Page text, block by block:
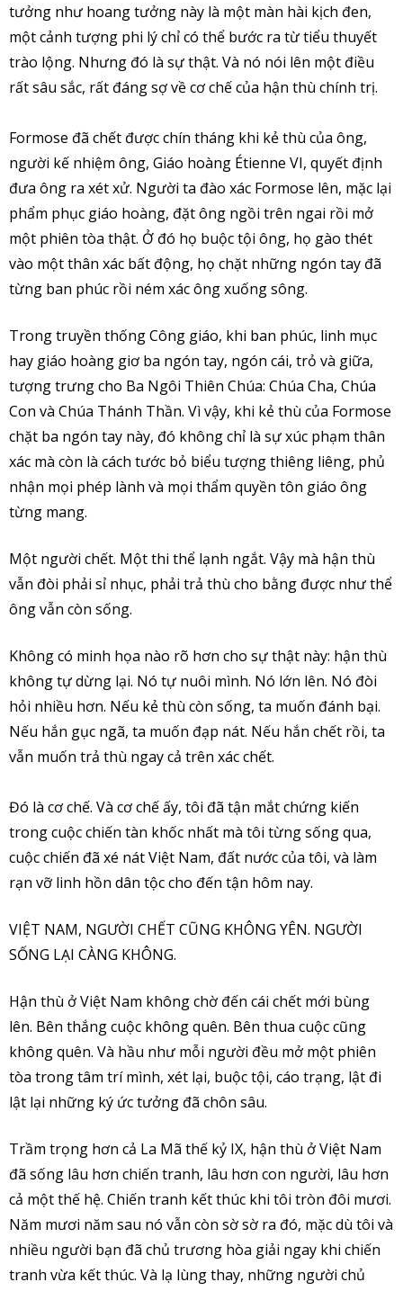
tưởng như hoang tưởng này là một màn hài kịch đen,
một cảnh tượng phi lý chỉ có thể bước ra từ tiểu thuyết
trào lộng. Nhưng đó là sự thật. Và nó nói lên một điều
rất sâu sắc, rất đáng sợ về cơ chế của hận thù chính trị.
Formose đã chết được chín tháng khi kẻ thù của ông,
người kế nhiệm ông, Giáo hoàng Étienne VI, quyết định
đưa ông ra xét xử. Người ta đào xác Formose lên, mặc lại
phẩm phục giáo hoàng, đặt ông ngồi trên ngai rồi mở
một phiên tòa thật. Ở đó họ buộc tội ông, họ gào thét
vào một thân xác bất động, họ chặt những ngón tay đã
từng ban phúc rồi ném xác ông xuống sông.
Trong truyền thống Công giáo, khi ban phúc, linh mục
hay giáo hoàng giơ ba ngón tay, ngón cái, trỏ và giữa,
tượng trưng cho Ba Ngôi Thiên Chúa: Chúa Cha, Chúa
Con và Chúa Thánh Thần. Vì vậy, khi kẻ thù của Formose
chặt ba ngón tay này, đó không chỉ là sự xúc phạm thân
xác mà còn là cách tước bỏ biểu tượng thiêng liêng, phủ
nhận mọi phép lành và mọi thẩm quyền tôn giáo ông
từng mang.
Một người chết. Một thi thể lạnh ngắt. Vậy mà hận thù
vẫn đòi phải sỉ nhục, phải trả thù cho bằng được như thể
ông vẫn còn sống.
Không có minh họa nào rõ hơn cho sự thật này: hận thù
không tự dừng lại. Nó tự nuôi mình. Nó lớn lên. Nó đòi
hỏi nhiều hơn. Nếu kẻ thù còn sống, ta muốn đánh bại.
Nếu hắn gục ngã, ta muốn đạp nát. Nếu hắn chết rồi, ta
vẫn muốn trả thù ngay cả trên xác chết.
Đó là cơ chế. Và cơ chế ấy, tôi đã tận mắt chứng kiến
trong cuộc chiến tàn khốc nhất mà tôi từng sống qua,
cuộc chiến đã xé nát Việt Nam, đất nước của tôi, và làm
rạn vỡ linh hồn dân tộc cho đến tận hôm nay.
VIỆT NAM, NGƯỜI CHẾT CŨNG KHÔNG YÊN. NGƯỜI
SỐNG LẠI CÀNG KHÔNG.
Hận thù ở Việt Nam không chờ đến cái chết mới bùng
lên. Bên thắng cuộc không quên. Bên thua cuộc cũng
không quên. Và hầu như mỗi người đều mở một phiên
tòa trong tâm trí mình, xét lại, buộc tội, cáo trạng, lật đi
lật lại những ký ức tưởng đã chôn sâu.
Trầm trọng hơn cả La Mã thế kỷ IX, hận thù ở Việt Nam
đã sống lâu hơn chiến tranh, lâu hơn con người, lâu hơn
cả một thế hệ. Chiến tranh kết thúc khi tôi tròn đôi mươi.
Năm mươi năm sau nó vẫn còn sờ sờ ra đó, mặc dù tôi và
nhiều người bạn đã chủ trương hòa giải ngay khi chiến
tranh vừa kết thúc. Và lạ lùng thay, những người chủ